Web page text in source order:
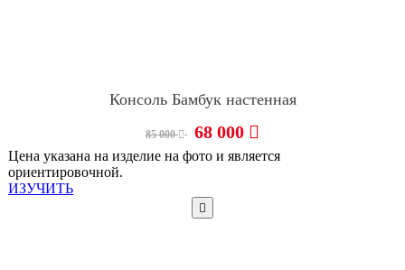
Консоль Бамбук настенная
85 000 68 000
Цена указана на изделие на фото и является
ориентировочной.
ИЗУЧИТЬ